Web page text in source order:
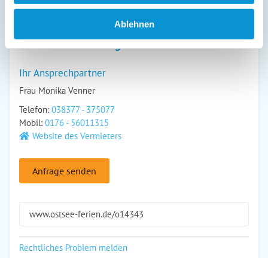
Ablehnen
Kontakt und Anfrage
Ihr Ansprechpartner
Frau Monika Venner
Telefon: 038377 - 375077
Mobil: 0176 - 56011315
Website des Vermieters
Anfrage senden
www.ostsee-ferien.de/o14343
Rechtliches Problem melden